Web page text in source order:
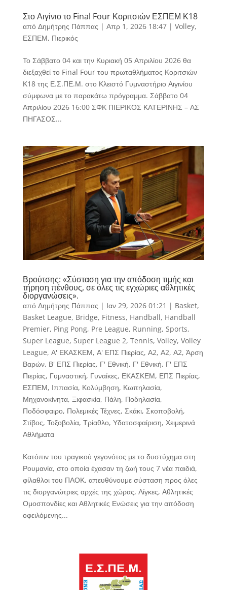
Στο Αιγίνιο το Final Four Κοριτσιών ΕΣΠΕΜ Κ18
από Δημήτρης Πάππας | Απρ 1, 2026 18:47| Volley,
ΕΣΠΕΜ, Πιερικός
Το Σάββατο 04 και την Κυριακή 05 Απριλίου 2026 θα
διεξαχθεί το Final Four του πρωταθλήματος Κοριτσιών
Κ18 της Ε.Σ.ΠΕ.Μ. στο Κλειστό Γυμναστήριο Αιγινίου
σύμφωνα με το παρακάτω πρόγραμμα. Σάββατο 04
Απριλίου 2026 16:00 ΣΦΚ ΠΙΕΡΙΚΟΣ ΚΑΤΕΡΙΝΗΣ – ΑΣ
ΠΗΓΑΣΟΣ...
Βρούτσης: «Σύσταση για την απόδοση τιμής και
τήρηση πένθους, σε όλες τις εγχώριες αθλητικές
διοργανώσεις».
από Δημήτρης Πάππας | Ιαν 29, 2026 01:21 | Basket,
Basket League, Bridge, Fitness, Handball, Handball
Premier, Ping Pong, Pre League, Running, Sports,
Super League, Super League 2, Tennis, Volley, Volley
League, Α' ΕΚΑΣΚΕΜ, Α' ΕΠΣ Πιερίας, Α2, Α2, Α2, Άρση
Βαρών, Β' ΕΠΣ Πιερίας, Γ' Εθνική, Γ' Εθνική, Γ' ΕΠΣ
Πιερίας, Γυμναστική, Γυναίκες, ΕΚΑΣΚΕΜ, ΕΠΣ Πιερίας,
ΕΣΠΕΜ, Ιππασία, Κολύμβηση, Κωπηλασία,
Μηχανοκίνητα, Ξιφασκία, Πάλη, Ποδηλασία,
Ποδόσφαιρο, Πολεμικές Τέχνες, Σκάκι, Σκοποβολή,
Στίβος, Τοξοβολία, Τρίαθλο, Υδατοσφαίριση, Χειμερινά
Αθλήματα
Κατόπιν του τραγικού γεγονότος με το δυστύχημα στη
Ρουμανία, στο οποία έχασαν τη ζωή τους 7 νέα παιδιά,
φίλαθλοι του ΠΑΟΚ, απευθύνουμε σύσταση προς όλες
τις διοργανώτριες αρχές της χώρας, Λίγκες, Αθλητικές
Ομοσπονδίες και Αθλητικές Ενώσεις για την απόδοση
οφειλόμενης...